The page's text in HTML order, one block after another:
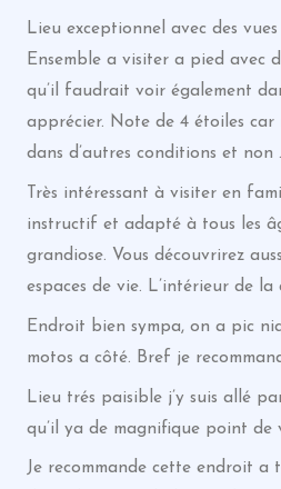
Lieu exceptionnel avec des
Ensemble a visiter a pied avec
qu’il faudrait voir également
apprécier. Note de 4 étoiles
dans d’autres conditions et non
Très intéressant à visiter en
instructif et adapté à tous les
grandiose. Vous découvrirez
espaces de vie. L’intérieur de la
Endroit bien sympa, on a pic
motos a côté. Bref je
Lieu trés paisible j’y suis allé
qu’il ya de magnifique point de
Je recommande cette endroit a